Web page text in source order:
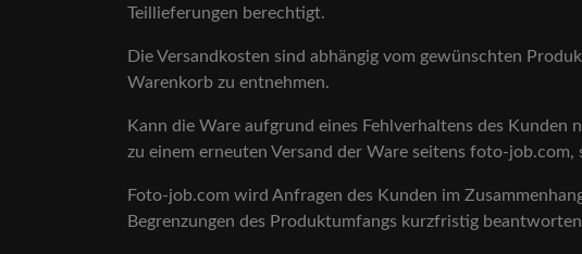
Teillieferungen berechtigt.
Die Versandkosten sind abhängig vom gewünschten
Warenkorb zu entnehmen.
Kann die Ware aufgrund eines Fehlverhaltens des
zu einem erneuten Versand der Ware seitens foto-
Foto-job.com wird Anfragen des Kunden im
Begrenzungen des Produktumfangs kurzfristig